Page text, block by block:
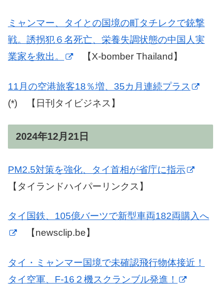
ミャンマー、タイとの国境の町タチレクで銃撃
戦。誘拐犯６名死亡、栄養失調状態の中国人実
業家を救出。
【X-bomber Thailand】
11月の空港旅客18％増、35カ月連続プラス
(*) 【日刊タイビジネス】
2024年12月21日
PM2.5対策を強化、タイ首相が省庁に指示
【タイランドハイパーリンクス】
タイ国鉄、105億バーツで新型車両182両購入へ
【newsclip.be】
タイ・ミャンマー国境で未確認飛行物体接近！
タイ空軍、F-16２機スクランブル発進！